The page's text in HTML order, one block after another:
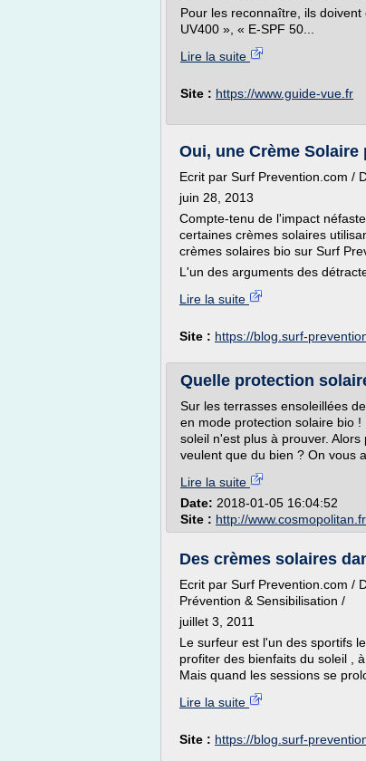
Pour les reconnaître, ils
UV400 », « E-SPF 50...
Lire la suite
Site : https://www.guide-vue.fr
Oui, une Crème
Ecrit par Surf Prevention.com /
juin 28, 2013
Compte-tenu de l'impact
certaines crèmes solaires
crèmes solaires bio sur Surf
L'un des arguments des
Lire la suite
Site : https://blog.surf-
Quelle protection
Sur les terrasses ensoleillées
en mode protection solaire bio
soleil n'est plus à prouver.
veulent que du bien ? On vous
Lire la suite
Date: 2018-01-05 16:04:52
Site : http://www.cosmopolitan.fr
Des crèmes solaires
Ecrit par Surf Prevention.com /
Prévention & Sensibilisation /
juillet 3, 2011
Le surfeur est l'un des sportifs
profiter des bienfaits du soleil ,
Mais quand les sessions se
Lire la suite
Site : https://blog.surf-